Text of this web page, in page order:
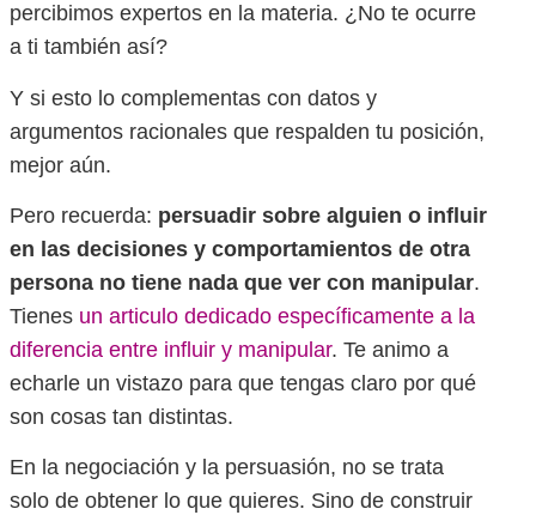
percibimos expertos en la materia. ¿No te ocurre
a ti también así?
Y si esto lo complementas con datos y
argumentos racionales que respalden tu posición,
mejor aún.
Pero recuerda: persuadir sobre alguien o influir
en las decisiones y comportamientos de otra
persona no tiene nada que ver con manipular.
Tienes un articulo dedicado específicamente a la
diferencia entre influir y manipular. Te animo a
echarle un vistazo para que tengas claro por qué
son cosas tan distintas.
En la negociación y la persuasión, no se trata
solo de obtener lo que quieres. Sino de construir